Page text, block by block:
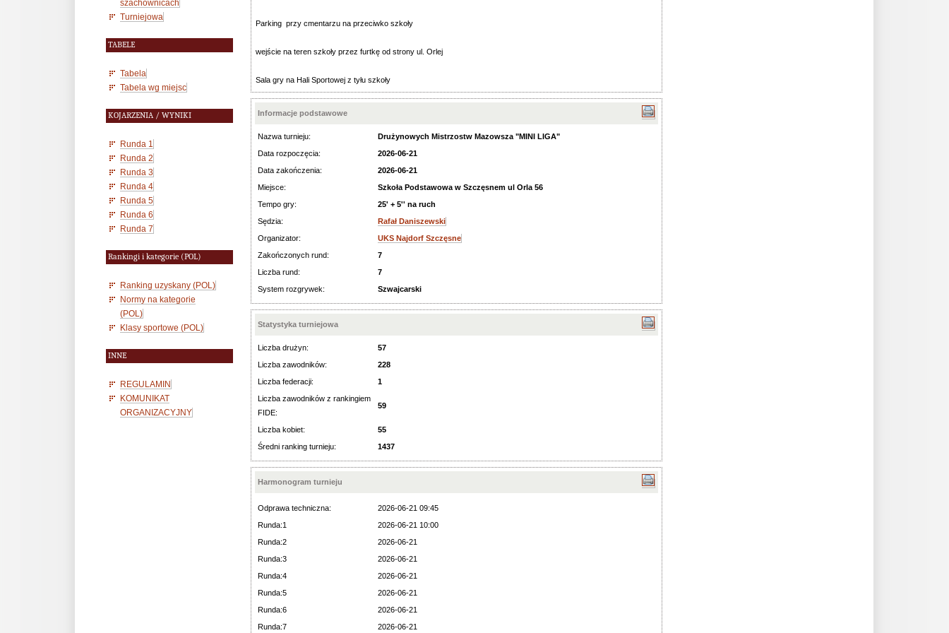
szachownicach
Turniejowa
TABELE
Tabela
Tabela wg miejsc
KOJARZENIA / WYNIKI
Runda 1
Runda 2
Runda 3
Runda 4
Runda 5
Runda 6
Runda 7
Rankingi i kategorie (POL)
Ranking uzyskany (POL)
Normy na kategorie
(POL)
Klasy sportowe (POL)
INNE
REGULAMIN
KOMUNIKAT
ORGANIZACYJNY
Parking przy cmentarzu na przeciwko szkoły
wejście na teren szkoły przez furtkę od strony ul. Orlej
Sala gry na Hali Sportowej z tyłu szkoły
Informacje podstawowe
Nazwa turnieju:
Drużynowych Mistrzostw Mazowsza "MINI LIGA"
Data rozpoczęcia:
2026-06-21
Data zakończenia:
2026-06-21
Miejsce:
Szkoła Podstawowa w Szczęsnem ul Orla 56
Tempo gry:
25' + 5'' na ruch
Sędzia:
Rafał Daniszewski
Organizator:
UKS Najdorf Szczęsne
Zakończonych rund:
7
Liczba rund:
7
System rozgrywek:
Szwajcarski
Statystyka turniejowa
Liczba drużyn:
57
Liczba zawodników:
228
Liczba federacji:
1
Liczba zawodników z rankingiem
FIDE:
59
Liczba kobiet:
55
Średni ranking turnieju:
1437
Harmonogram turnieju
Odprawa techniczna:
2026-06-21 09:45
Runda:1
2026-06-21 10:00
Runda:2
2026-06-21
Runda:3
2026-06-21
Runda:4
2026-06-21
Runda:5
2026-06-21
Runda:6
2026-06-21
Runda:7
2026-06-21